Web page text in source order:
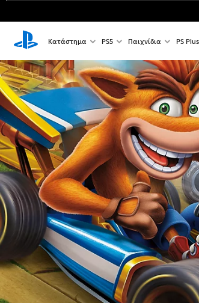
Κατάστημα PS5 Παιχνίδια PS Plus